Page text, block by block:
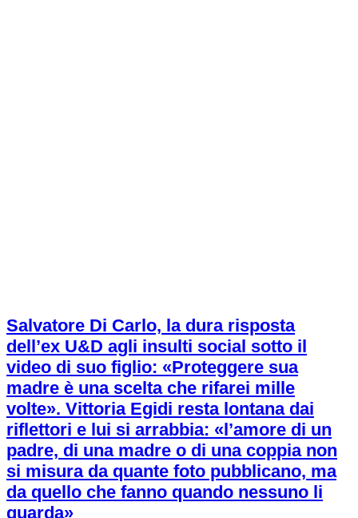
Salvatore Di Carlo, la dura risposta
dell’ex U&D agli insulti social sotto il
video di suo figlio: «Proteggere sua
madre è una scelta che rifarei mille
volte». Vittoria Egidi resta lontana dai
riflettori e lui si arrabbia: «l’amore di un
padre, di una madre o di una coppia non
si misura da quante foto pubblicano, ma
da quello che fanno quando nessuno li
guarda»